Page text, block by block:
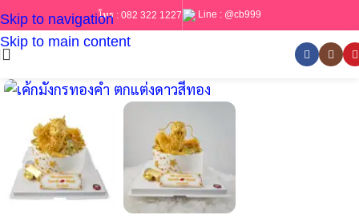
Skip to navigation
Skip to main content
โทร : 082 322 1227 Line : @cb999